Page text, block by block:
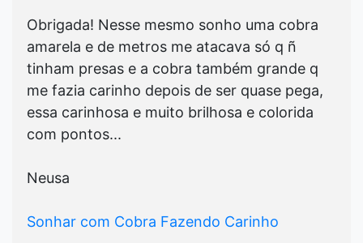
Obrigada! Nesse mesmo sonho uma cobra
amarela e de metros me atacava só q ñ
tinham presas e a cobra também grande q
me fazia carinho depois de ser quase pega,
essa carinhosa e muito brilhosa e colorida
com pontos...
Neusa
Sonhar com Cobra Fazendo Carinho